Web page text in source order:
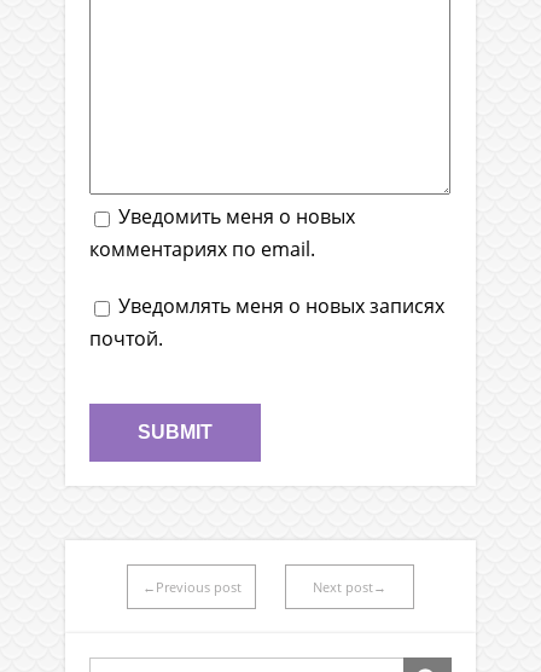
Уведомить меня о новых
комментариях по email.
Уведомлять меня о новых записях
почтой.
←Previous post Next post→